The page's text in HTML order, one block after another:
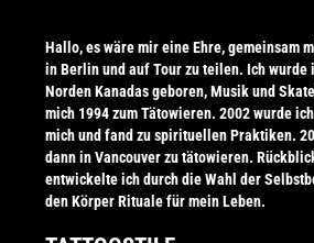
Hallo, es wäre mir eine Ehre, gemeinsam
in Berlin und auf Tour zu teilen. Ich wurde
Norden Kanadas geboren, Musik und
mich 1994 zum Tätowieren. 2002 wurde
mich und fand zu spirituellen Praktiken.
dann in Vancouver zu tätowieren.
entwickelte ich durch die Wahl der
den Körper Rituale für mein Leben.